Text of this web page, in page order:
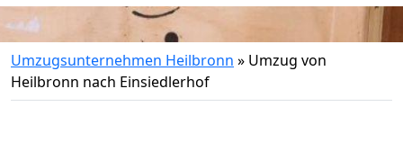
Umzugsunternehmen Heilbronn » Umzug von
Heilbronn nach Einsiedlerhof